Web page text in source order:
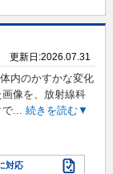
更新日:2026.07.31
内のかすかな変化
像を、放射線科
で... 続きを読む▼
対応